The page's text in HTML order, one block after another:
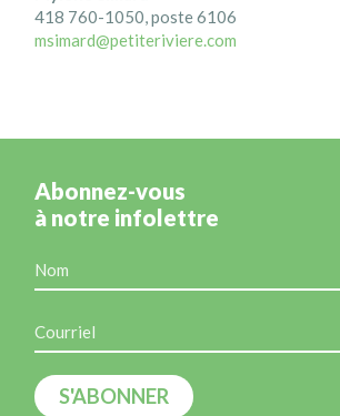
418 760-1050, poste 6106
msimard@petiteriviere.com
Abonnez-vous
à notre infolettre